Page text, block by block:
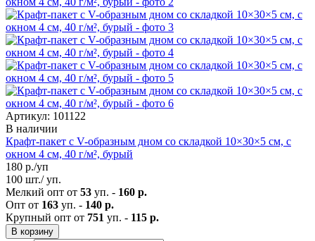
Артикул: 101122
В наличии
Крафт-пакет с V-образным дном со складкой 10×30×5 см, с
окном 4 см, 40 г/м², бурый
180 р./уп
100 шт./ уп.
Мелкий опт от 53 уп. - 160 р.
Опт от 163 уп. - 140 р.
Крупный опт от 751 уп. - 115 р.
В корзину